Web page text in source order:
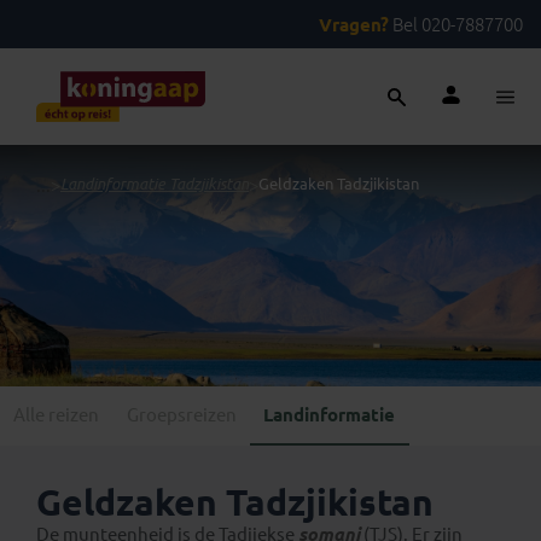
Vragen? Bel 020-7887700
Landinformatie Tadzjikistan Geldzaken Tadzjikistan
Landinformatie
Geldzaken Tadzjikistan
De munteenheid is de Tadjiekse somani(TJS). Er zijn